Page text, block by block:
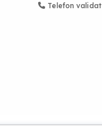
Telefon validat